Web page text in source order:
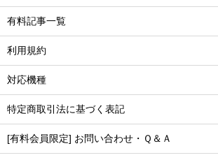
有料記事一覧
利用規約
対応機種
特定商取引法に基づく表記
[有料会員限定] お問い合わせ・Ｑ＆Ａ